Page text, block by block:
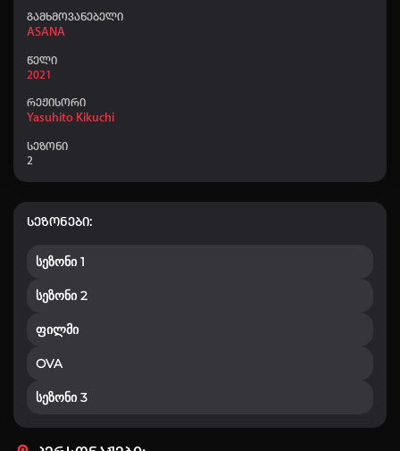
გამხმოვანებელი
ASANA
წელი
2021
რეჟისორი
Yasuhito Kikuchi
სეზონი
2
სეზონები:
სეზონი 1
სეზონი 2
ფილმი
OVA
სეზონი 3